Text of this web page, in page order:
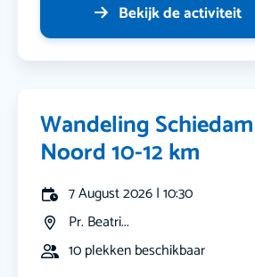
Bekijk de activiteit
Wandeling Schiedam
Noord 10-12 km
7 August 2026 | 10:30
Pr. Beatri...
10 plekken beschikbaar